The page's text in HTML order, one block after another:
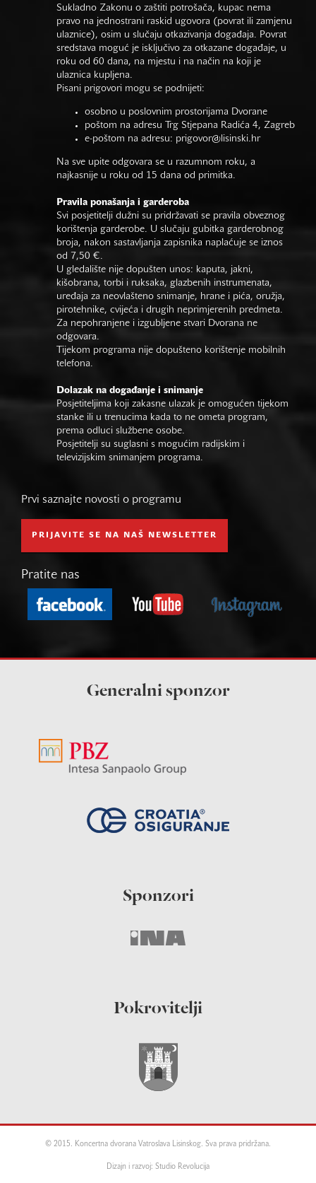
Sukladno Zakonu o zaštiti potrošača, kupac nema
pravo na jednostrani raskid ugovora (povrat ili zamjenu
ulaznice), osim u slučaju otkazivanja događaja. Povrat
sredstava moguć je isključivo za otkazane događaje, u
roku od 60 dana, na mjestu i na način na koji je
ulaznica kupljena.
Pisani prigovori mogu se podnijeti:
osobno u poslovnim prostorijama Dvorane
poštom na adresu Trg Stjepana Radića 4, Zagreb
e-poštom na adresu: prigovor@lisinski.hr
Na sve upite odgovara se u razumnom roku, a
najkasnije u roku od 15 dana od primitka.
Pravila ponašanja i garderoba
Svi posjetitelji dužni su pridržavati se pravila obveznog
korištenja garderobe. U slučaju gubitka garderobnog
broja, nakon sastavljanja zapisnika naplaćuje se iznos
od 7,50 €.
U gledalište nije dopušten unos: kaputa, jakni,
kišobrana, torbi i ruksaka, glazbenih instrumenata,
uređaja za neovlašteno snimanje, hrane i pića, oružja,
pirotehnike, cvijeća i drugih neprimjerenih predmeta.
Za nepohranjene i izgubljene stvari Dvorana ne
odgovara.
Tijekom programa nije dopušteno korištenje mobilnih
telefona.
Dolazak na događanje i snimanje
Posjetiteljima koji zakasne ulazak je omogućen tijekom
stanke ili u trenucima kada to ne ometa program,
prema odluci službene osobe.
Posjetitelji su suglasni s mogućim radijskim i
televizijskim snimanjem programa.
Prvi saznajte novosti o programu
PRIJAVITE SE NA NAŠ NEWSLETTER
Pratite nas
Generalni sponzor
Sponzori
Pokrovitelji
© 2015. Koncertna dvorana Vatroslava Lisinskog. Sva prava pridržana.
Dizajn i razvoj: Studio Revolucija